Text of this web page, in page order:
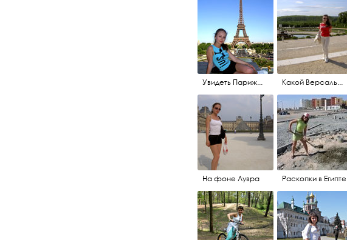
Увидеть Париж... Какой Версаль...
На фоне Лувра Раскопки в Египте